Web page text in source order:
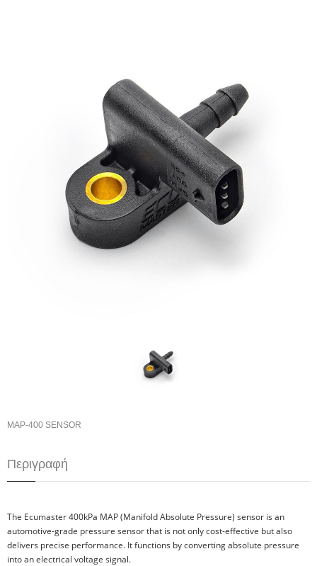
MAP-400 SENSOR
Περιγραφή
The Ecumaster 400kPa MAP (Manifold Absolute Pressure) sensor is an
automotive-grade pressure sensor that is not only cost-effective but also
delivers precise performance. It functions by converting absolute pressure
into an electrical voltage signal.